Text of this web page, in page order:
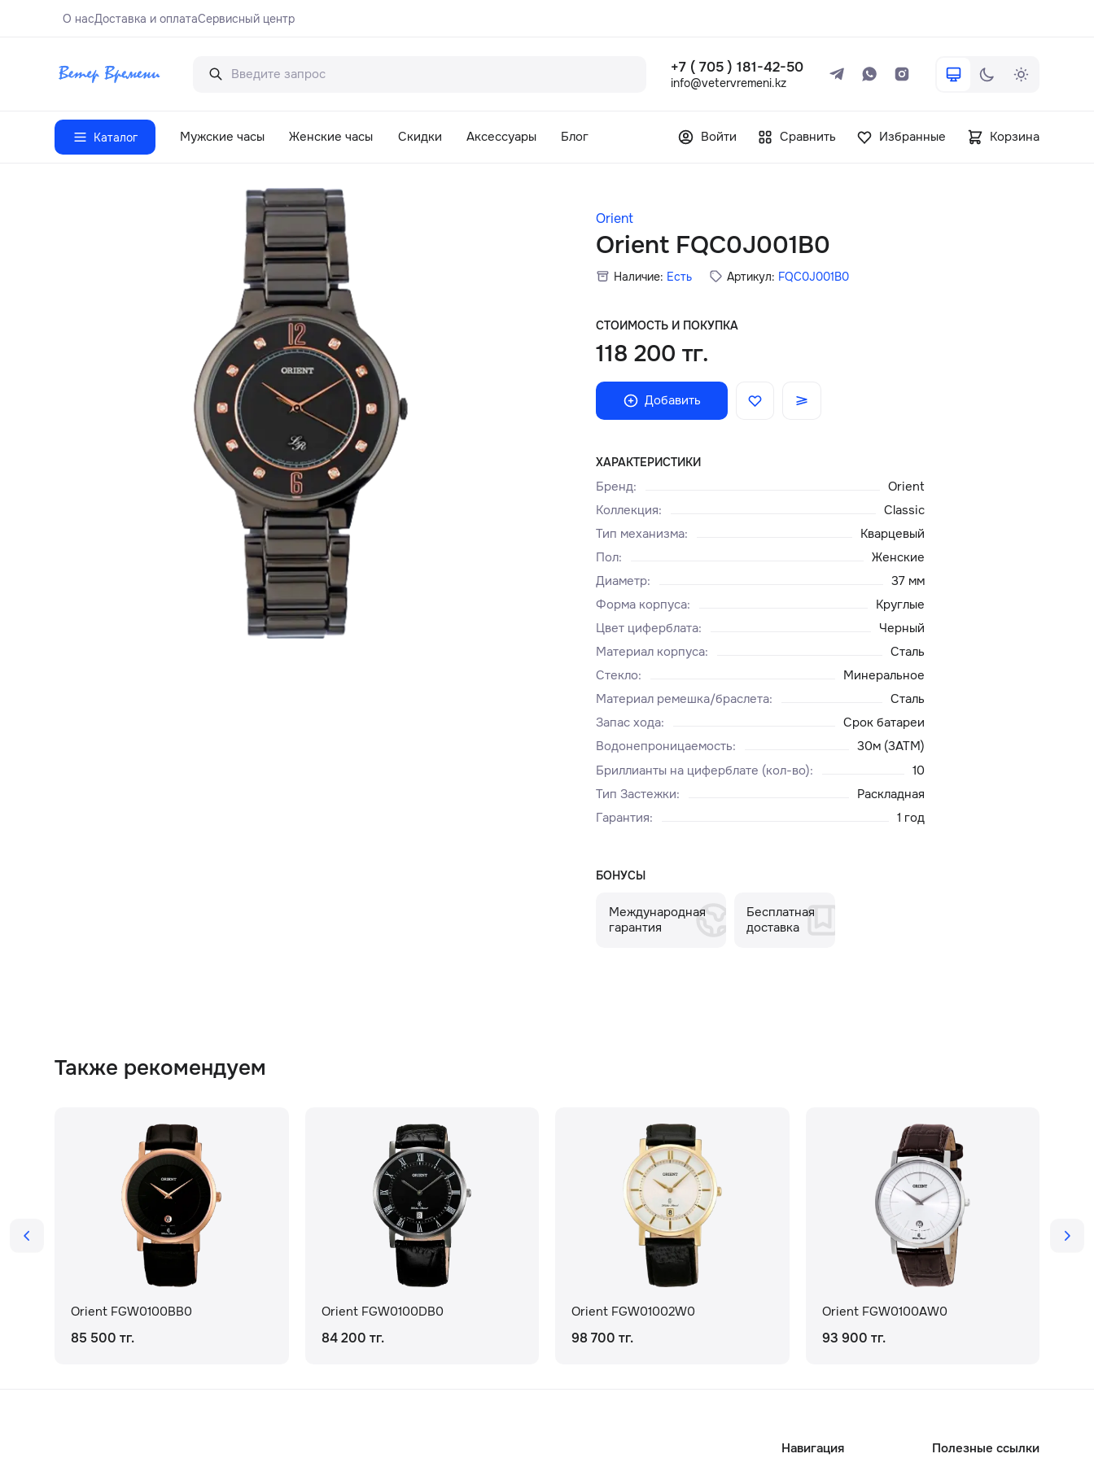
О насДоставка и оплатаСервисный центр
+7 ( 705 ) 181-42-50
info@vetervremeni.kz
Каталог Мужские часы Женские часы Скидки Аксессуары Блог Войти Сравнить Избранные Корзина
Orient
Orient FQC0J001B0
Наличие: Есть Артикул: FQC0J001B0
СТОИМОСТЬ И ПОКУПКА
118 200 тг.
Добавить
ХАРАКТЕРИСТИКИ
Бренд:
Orient
Коллекция:
Classic
Тип механизма:
Кварцевый
Пол:
Женские
Диаметр:
37 мм
Форма корпуса:
Круглые
Цвет циферблата:
Черный
Материал корпуса:
Сталь
Стекло:
Минеральное
Материал ремешка/браслета:
Сталь
Запас хода:
Срок батареи
Водонепроницаемость:
30м (3ATM)
Бриллианты на циферблате (кол-во):
10
Тип Застежки:
Раскладная
Гарантия: 1 год
БОНУСЫ
Международная
гарантия
Бесплатная
доставка
Также рекомендуем
Orient FGW0100BB0
85 500 тг.
Orient FGW0100DB0
84 200 тг.
Orient FGW01002W0
98 700 тг.
Orient FGW0100AW0
93 900 тг.
Навигация Полезные ссылки
+7 ( 705 ) 181-42-50
Каталог
Доставка и оплата
Сервисный центр